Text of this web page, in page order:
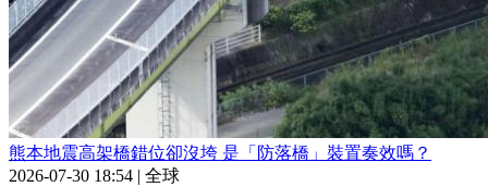
熊本地震高架橋錯位卻沒垮 是「防落橋」裝置奏效嗎？
2026-07-30 18:54 | 全球